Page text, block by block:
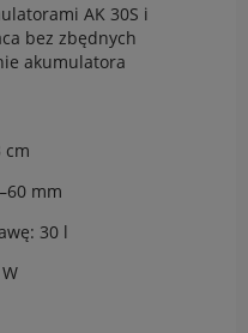
AK 30S i
bez zbędnych
akumulatora
cm
mm
30 l